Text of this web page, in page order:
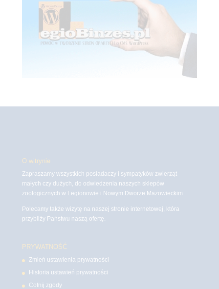
O witrynie
Zapraszamy wszystkich posiadaczy i sympatyków zwierząt
małych czy dużych, do odwiedzenia naszych sklepów
zoologicznych w Legionowie i Nowym Dworze Mazowieckim
Polecamy także wizytę na naszej stronie internetowej, która
przybliży Państwu naszą ofertę.
PRYWATNOŚĆ
Zmień ustawienia prywatności
Historia ustawień prywatności
Cofnij zgody